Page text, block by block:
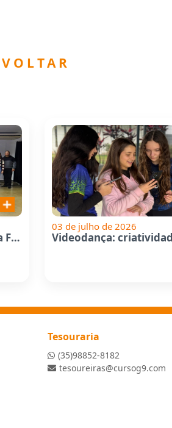
G9 celebra medalhistas da Fase...
03 de julho de 2026
Tesouraria
(35)98852-8182
tesoureiras@cursog9.com